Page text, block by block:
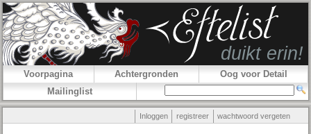
Voorpagina Achtergronden
Oog voor Detail
Mailinglist
Inloggen registreer wachtwoord vergeten